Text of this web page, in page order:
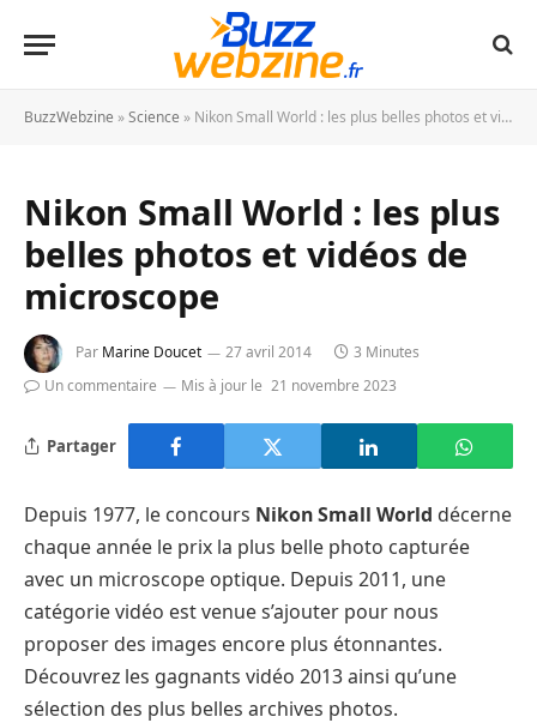
BuzzWebzine »Science » Nikon Small World : les plus belles photos et vidéos de microscope
Nikon Small World : les plus
belles photos et vidéos de
microscope
Par Marine Doucet 27 avril 2014
3 Minutes
Un commentaire
Mis à jour le 21 novembre 2023
Partager
Depuis 1977, le concours Nikon Small World décerne
chaque année le prix la plus belle photo capturée
avec un microscope optique. Depuis 2011, une
catégorie vidéo est venue s’ajouter pour nous
proposer des images encore plus étonnantes.
Découvrez les gagnants vidéo 2013 ainsi qu’une
sélection des plus belles archives photos.